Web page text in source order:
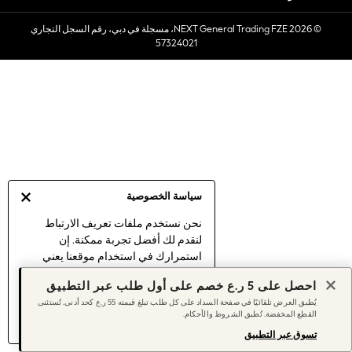
سياسة الخصوصية
نحن نستخدم ملفات تعريف الارتباط
لنقدم لك أفضل تجربة ممكنة. إن
استمرارك في استخدام موقعنا يعني
الارتباط.
اكتشف المزيد عن إدارة إعدادات ملفات
تعريف الارتباط (الكوكيز).
Sets & Outfits
Linen Collection
Women's Holiday Shop
Women's Travel Styles
Linen Collection
Tops & T-Shirts
Cover Ups & Kaftans
Sandals
Swimwear
© 2026 NEXT General Trading FZE، مسجلة في دبي، رقم السجل التجاري
57324021
احصل على 5 ر.ع خصم على أول طلب عبر التطبيق
يُطبق العرض تلقائيًا في صفحة السداد على كل طلب تبلغ قيمته 55 ر.ع كحد أدنى. تُستثنى
القطع المخفضة. تُطبق الشروط والأحكام.
تسوق عبر التطبيق